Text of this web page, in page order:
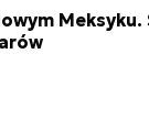
Meksyku.